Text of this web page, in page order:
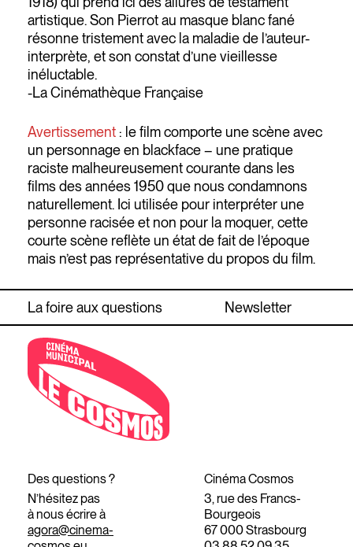
artistique. Son Pierrot au masque blanc fané
résonne tristement avec la maladie de l’auteur-
interprète, et son constat d’une vieillesse
inéluctable.
-La Cinémathèque Française
Avertissement : le film comporte une scène avec
un personnage en blackface – une pratique
raciste malheureusement courante dans les
films des années 1950 que nous condamnons
naturellement. Ici utilisée pour interpréter une
personne racisée et non pour la moquer, cette
courte scène reflète un état de fait de l’époque
mais n’est pas représentative du propos du film.
La foire aux questions Newsletter
Des questions ?
N’hésitez pas
à nous écrire à
agora@cinema-
Cinéma Cosmos
3, rue des Francs-
Bourgeois
67 000 Strasbourg